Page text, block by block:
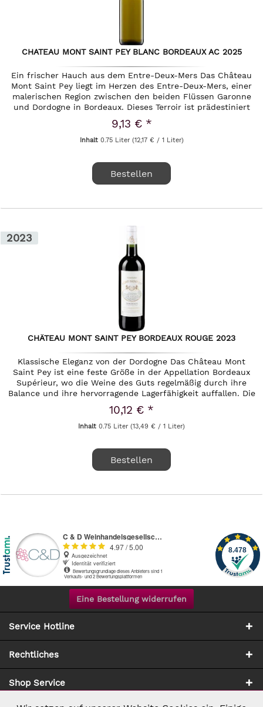
CHATEAU MONT SAINT PEY BLANC BORDEAUX AC 2025
Ein frischer Hauch aus dem Entre-Deux-Mers Das Château
Mont Saint Pey liegt im Herzen des Entre-Deux-Mers, einer
malerischen Region zwischen den beiden Flüssen Garonne
und Dordogne in Bordeaux. Dieses Terroir ist prädestiniert
für die...
9,13 € *
Inhalt 0.75 Liter (12,17 € / 1 Liter)
Bestellen
2023
CHÂTEAU MONT SAINT PEY BORDEAUX ROUGE 2023
Klassische Eleganz von der Dordogne Das Château Mont
Saint Pey ist eine feste Größe in der Appellation Bordeaux
Supérieur, wo die Weine des Guts regelmäßig durch ihre
Balance und ihre hervorragende Lagerfähigkeit auffallen. Die
Weinberge...
10,12 € *
Inhalt0.75 Liter(13,49 € / 1 Liter)
Bestellen
Eine Bestellung widerrufen
Service Hotline
Rechtliches
Shop Service